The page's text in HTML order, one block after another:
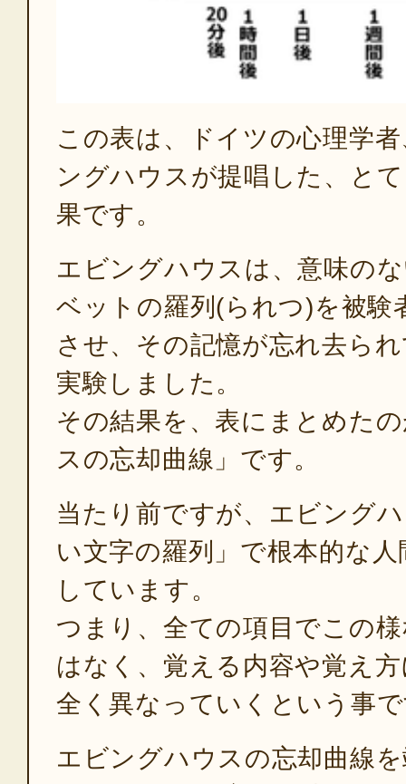
この表は、ドイツの心理学
ングハウスが提唱した、と
果です。
エビングハウスは、意味の
ベットの羅列(られつ)を被験
させ、その記憶が忘れ去ら
実験しました。
その結果を、表にまとめた
スの忘却曲線」です。
当たり前ですが、エビング
い文字の羅列」で根本的な
しています。
つまり、全ての項目でこの
はなく、覚える内容や覚え
全く異なっていくという事
エビングハウスの忘却曲線